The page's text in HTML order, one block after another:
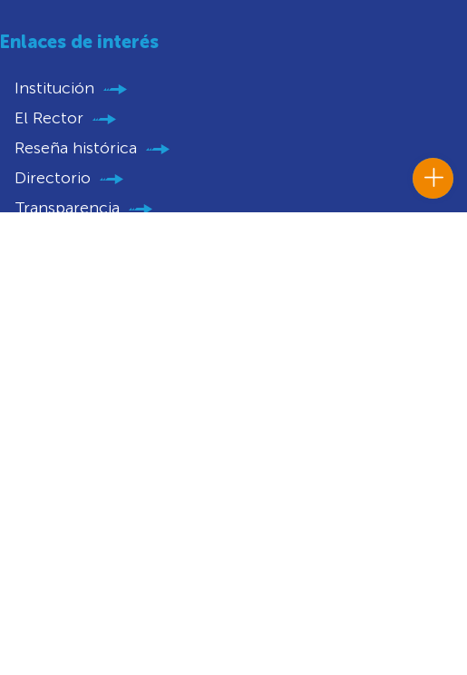
Enlaces de interés
Institución
El Rector
Reseña histórica
Directorio
Transparencia